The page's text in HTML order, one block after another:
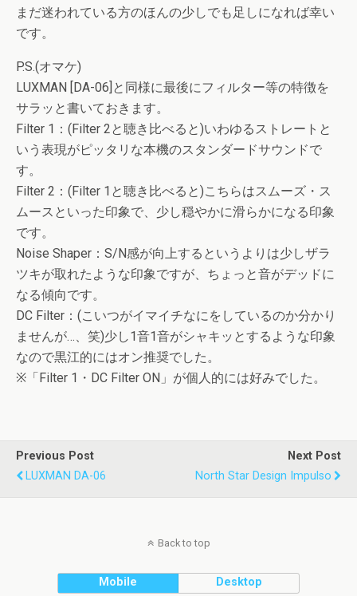
まだ迷われている方のほんの少しでも足しになれば幸い
です。
P.S.(オマケ)
LUXMAN [DA-06]と同様に最後にフィルター等の特徴を
サラッと書いておきます。
Filter 1：(Filter 2と聴き比べると)いわゆるストレートと
いう表現がピッタリな本機のスタンダードサウンドで
す。
Filter 2：(Filter 1と聴き比べると)こちらはスムーズ・ス
ムースといった印象で、少し穏やかに滑らかになる印象
です。
Noise Shaper：S/N感が向上するというよりは少しザラ
ツキが取れたような印象ですが、ちょっと音がデッドに
なる傾向です。
DC Filter：(こいつがイマイチなにをしているのか分かり
ませんが…、笑)少し1音1音がシャキッとするような印象
なので黒江的にはオン推奨でした。
※「Filter 1・DC Filter ON」が個人的には好みでした。
Previous Post
LUXMAN DA-06
Next Post
North Star Design Impulso
Back to top
Mobile Desktop